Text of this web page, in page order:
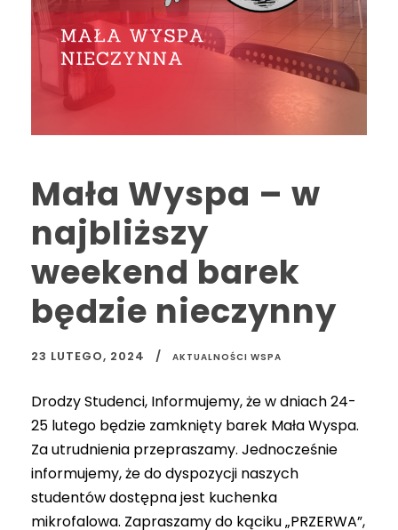
Mała Wyspa – w
najbliższy
weekend barek
będzie nieczynny
23 LUTEGO, 2024 AKTUALNOŚCI WSPA
Drodzy Studenci, Informujemy, że w dniach 24-
25 lutego będzie zamknięty barek Mała Wyspa.
Za utrudnienia przepraszamy. Jednocześnie
informujemy, że do dyspozycji naszych
studentów dostępna jest kuchenka
mikrofalowa. Zapraszamy do kąciku „PRZERWA”,